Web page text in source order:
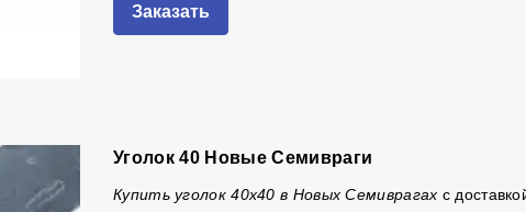
Заказать
Уголок 40 Новые Семивраги
Купить уголок 40х40 в Новых Семиврагах с